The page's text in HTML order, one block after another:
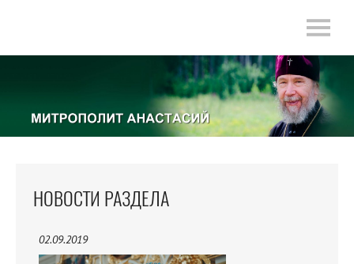
НОВОСТИ РАЗДЕЛА
02.09.2019